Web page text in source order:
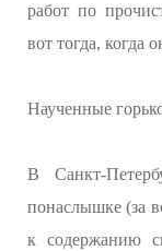
работ по
вот тогда, когда
Наученные
В Санкт-
понаслышке (за
к содержанию